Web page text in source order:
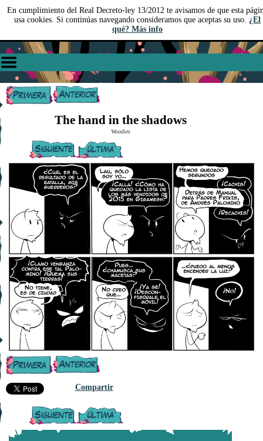
En cumplimiento del Real Decreto-ley 13/2012 te avisamos de que esta
usa cookies. Si continúas navegando consideramos que aceptas su uso. ¿El
qué? Más info
The hand in the shadows
Woodies
Compartir